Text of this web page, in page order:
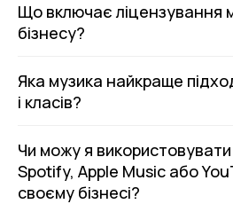
Що включає ліцензування
бізнесу?
Яка музика найкраще
і класів?
Чи можу я використовувати
Spotify, Apple Music або
своєму бізнесі?